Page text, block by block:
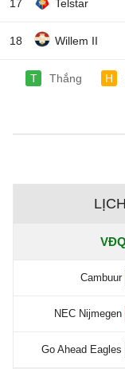
17 Telstar
18 Willem II
T Thắng H
Cambuur
NEC Nijmegen
Go Ahead Eagles